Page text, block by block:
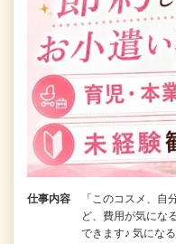
仕事内容
「このコスメ、自
ど、費用が気にな
できます♪ 気にな